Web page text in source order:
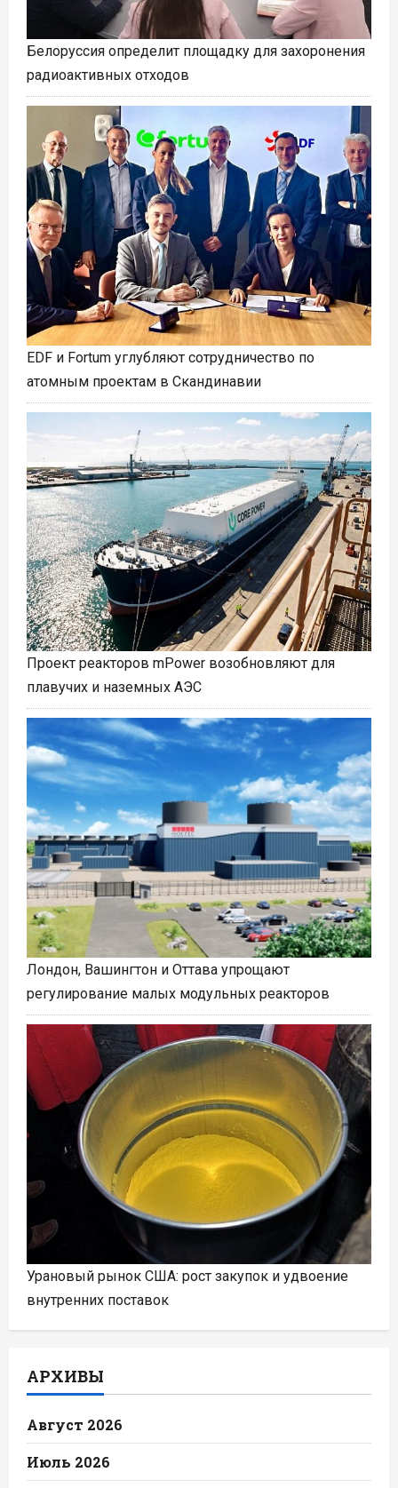
Белоруссия определит площадку для захоронения
радиоактивных отходов
EDF и Fortum углубляют сотрудничество по
атомным проектам в Скандинавии
Проект реакторов mPower возобновляют для
плавучих и наземных АЭС
Лондон, Вашингтон и Оттава упрощают
регулирование малых модульных реакторов
Урановый рынок США: рост закупок и удвоение
внутренних поставок
АРХИВЫ
Август 2026
Июль 2026